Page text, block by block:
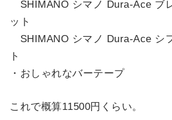
SHIMANO シマノ Dura-Ace ブ
ット
SHIMANO シマノ Dura-Ace シ
ト
・おしゃれなバーテープ
これで概算11500円くらい。